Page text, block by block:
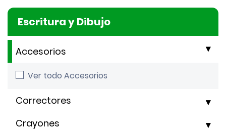
Escritura y Dibujo
Ver todo Accesorios
Accesorios
Correctores
Crayones